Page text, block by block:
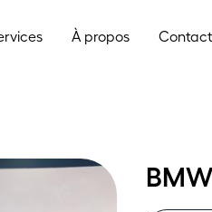
À propos Contact